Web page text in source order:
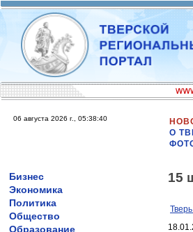
06 августа 2026 г., 05:38:40
О
Бизнес
Экономика
Политика
Общество
Образование
15